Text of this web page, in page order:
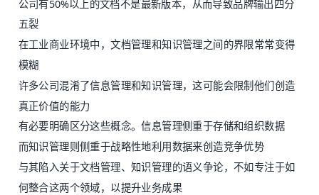
公司有50%以上的文档不是最新版本，从而导致品牌输出四分
五裂
在工业商业环境中，文档管理和知识管理之间的界限常常变得
模糊
许多公司混淆了信息管理和知识管理，这可能会限制他们创造
真正价值的能力
有必要明确区分这些概念。信息管理侧重于存储和组织数据
而知识管理则侧重于战略性地利用数据来创造竞争优势
与其陷入关于文档管理、知识管理的语义争论，不如专注于如
何整合这两个领域，以提升业务成果